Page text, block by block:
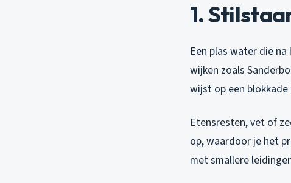
1.
Een plas water die
wijken zoals
wijst op een
Etensresten, vet of
op, waardoor je het
met smallere